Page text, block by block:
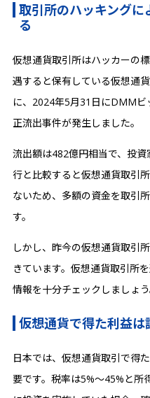
取引所のハッキング
る
仮想通貨取引所はハッカーの
遇すると保有している仮想通
に、2024年5月31日にDMM
正流出事件が発生しました。
流出額は482億円相当で、投
行と比較すると仮想通貨取引
ないため、多額の資金を取引
す。
しかし、昨今の仮想通貨取引
きています。仮想通貨取引所
情報を十分チェックしましょう
仮想通貨で得た利益は
日本では、仮想通貨取引で得
要です。税率は5%〜45%と所